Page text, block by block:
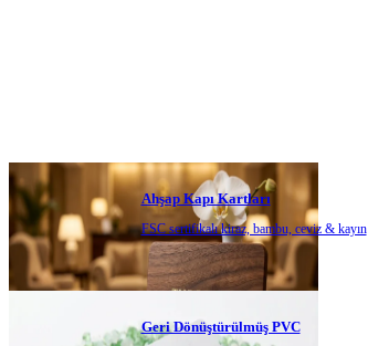
Ahşap Kapı Kartları
FSC sertifikalı kiraz, bambu, ceviz & kayın
Geri Dönüştürülmüş PVC